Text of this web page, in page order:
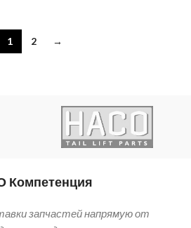
1 2 →
Компетенция
запчастей напрямую от